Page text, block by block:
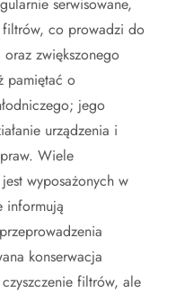
co prowadzi do
zwiększonego
pamiętać o
jego
urządzenia i
Wiele
wyposażonych w
informują
konserwacja
filtrów, ale